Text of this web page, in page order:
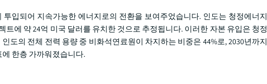
입되어 지속가능한 에너지로의 전환을 보여주었습니다. 인도는 청정에너지
에 약 24억 미국 달러를 유치한 것으로 추정됩니다. 이러한 자본 유입은 청정
도의 전체 전력 용량 중 비화석연료원이 차지하는 비중은 44%로, 2030년까지
한층 가까워졌습니다.